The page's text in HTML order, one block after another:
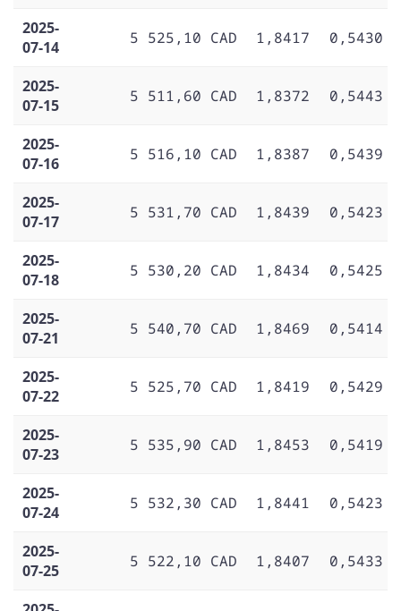
2025-
07-14
5 525,10 CAD 1,8417 0,5430
2025-
07-15
5 511,60 CAD 1,8372 0,5443
2025-
07-16
5 516,10 CAD 1,8387 0,5439
2025-
07-17
5 531,70 CAD 1,8439 0,5423
2025-
07-18
5 530,20 CAD 1,8434 0,5425
2025-
07-21
5 540,70 CAD 1,8469 0,5414
2025-
07-22
5 525,70 CAD 1,8419 0,5429
2025-
07-23
5 535,90 CAD 1,8453 0,5419
2025-
07-24
5 532,30 CAD 1,8441 0,5423
2025-
07-25
5 522,10 CAD 1,8407 0,5433